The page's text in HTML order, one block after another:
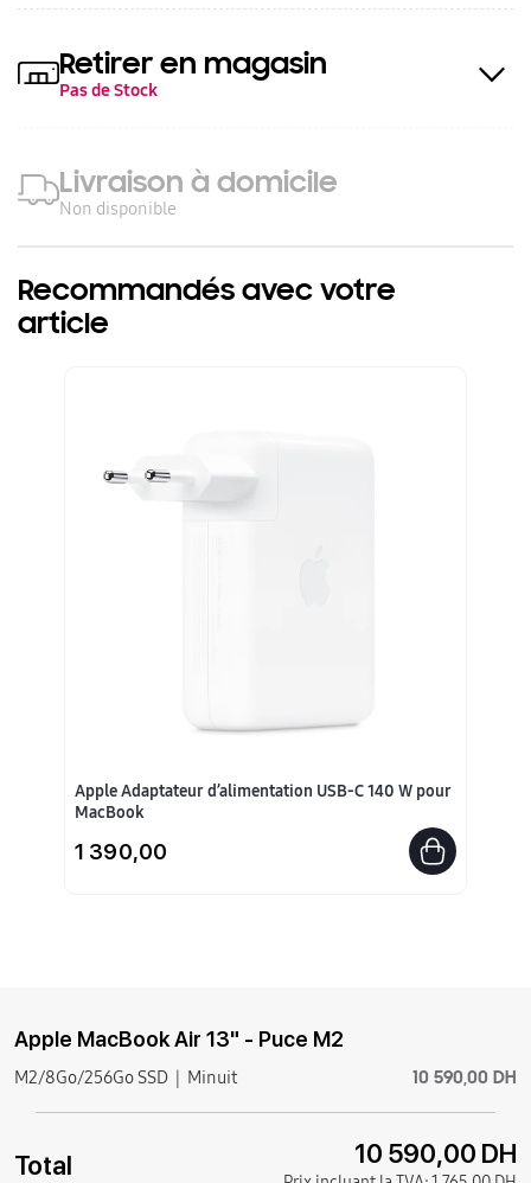
Retirer en magasin
Pas de Stock
Livraison à domicile
Non disponible
Recommandés avec votre
article
Apple Adaptateur d’alimentation USB-C 140 W pour
MacBook
1 390,00
Apple MacBook Air 13" - Puce M2
M2/8Go/256Go SSD Minuit 10 590,00 DH
Total 10 590,00 DH